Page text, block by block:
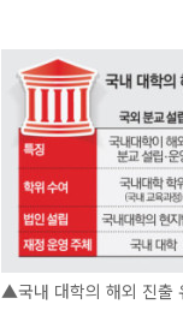
▲국내 대학의 해외 진출